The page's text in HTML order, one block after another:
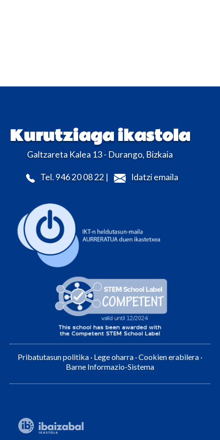
Kurutziaga ikastola
Galtzareta Kalea 13 - Durango, Bizkaia
Tel. 946 20 08 22 | Idatzi emaila
Pribatutasun politika · Lege oharra ·Cookien erabilera ·
Barne Informazio-Sistema